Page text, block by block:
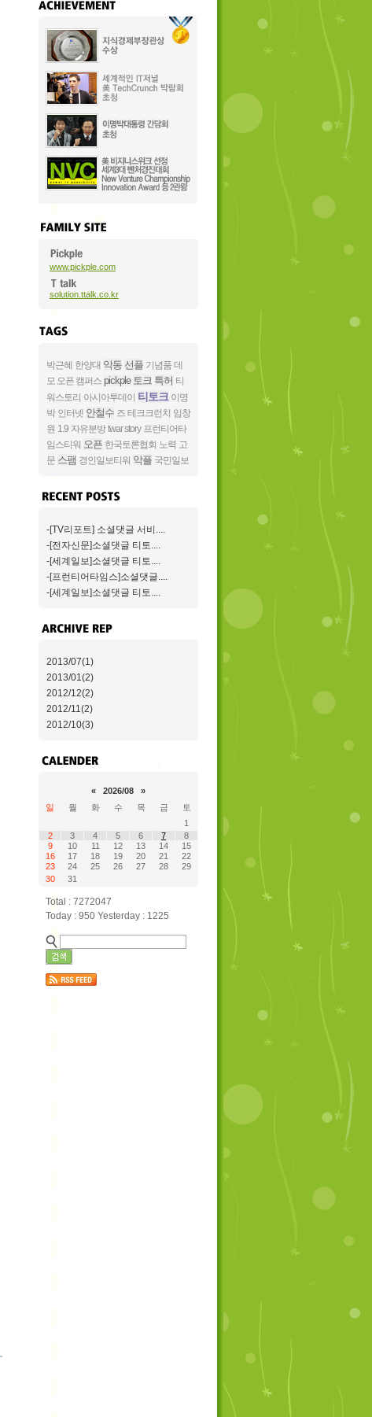
www.pickple.com
solution.ttalk.co.kr
박근혜 한양대 악동 선플 기념품 데
모 오픈 캠퍼스 pickple 토크 특허 티
워스토리 아시아투데이 티토크 이명
박 인터넷 안철수 즈 테크크런치 임창
원 1.9 자유분방 twar story 프런티어타
임스티워 오픈 한국토론협회 노력 고
문 스팸 경인일보티워 악플 국민일보
-[TV리포트] 소셜댓글 서비....
-[전자신문]소셜댓글 티토....
-[세계일보]소셜댓글 티토....
-[프런티어타임스]소셜댓글....
-[세계일보]소셜댓글 티토....
2013/07(1)
2013/01(2)
2012/12(2)
2012/11(2)
2012/10(3)
« 2026/08
»
일
월 화 수 목 금
토
1
2
3 4 5 6 7
8
9
10 11 12 13 14
15
16
17 18 19 20 21
22
23
24 25 26 27 28
29
30
31
Total : 7272047
Today : 950 Yesterday : 1225